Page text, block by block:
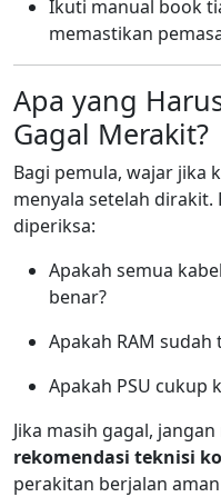
Ikuti manual book
memastikan
Apa yang
Gagal Merakit?
Bagi pemula, wajar jika
menyala setelah dirakit.
diperiksa:
Apakah semua
benar?
Apakah RAM
Apakah PSU cukup
Jika masih gagal,
rekomendasi teknisi
perakitan berjalan